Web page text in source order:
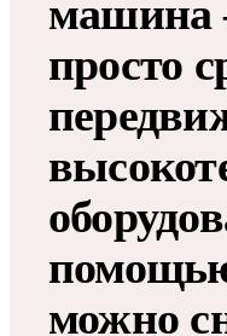
машина
просто
можно